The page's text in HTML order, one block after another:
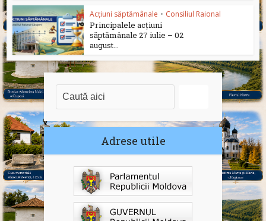
Acțiuni săptămânale • Consiliul Raional
Principalele acțiuni
săptămânale 27 iulie – 02
august...
Adrese utile